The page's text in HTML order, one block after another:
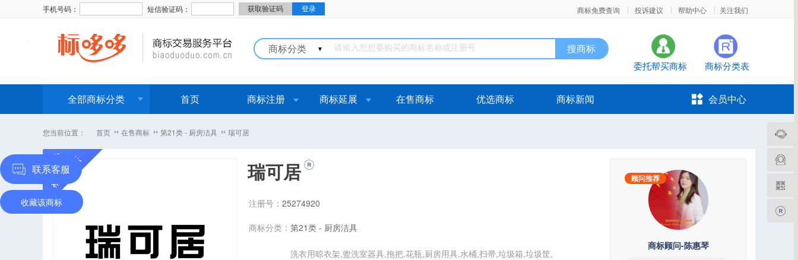
手机号码： 短信验证码： 商标免费查询 | 投诉建议 | 帮助中心 | 关注我们
商标分类
商标分类表
委托帮买商标
全部商标分类 首页 商标注册 商标延展 在售商标 优选商标 商标新闻 会员中心
您当前位置： 首页 在售商标 第21类 - 厨房洁具 瑞可居
瑞可居
注册号： 25274920
商标分类： 第21类 - 厨房洁具
洗衣用晾衣架,盥洗室器具,拖把,花瓶,厨房用具,水桶,扫帚,垃圾箱,垃圾筐,
顾问推荐
商标顾问-陈惠琴
联系客服
收藏该商标